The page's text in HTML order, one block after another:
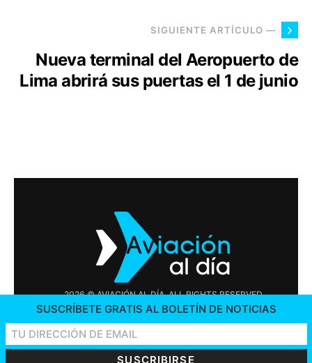
SIGUIENTE ARTÍCULO —
Nueva terminal del Aeropuerto de
Lima abrirá sus puertas el 1 de junio
2026 © AVIACIÓN AL DÍA. ALL RIGHTS RESERVED
OFERTAS DE TRABAJO
SUSCRÍBETE GRATIS AL BOLETÍN DE NOTICIAS